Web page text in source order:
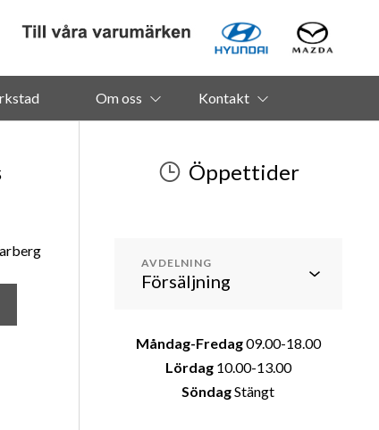
Om oss Kontakt
Öppettider
AVDELNING
Måndag-Fredag09.00-18.00
Lördag10.00-13.00
SöndagStängt